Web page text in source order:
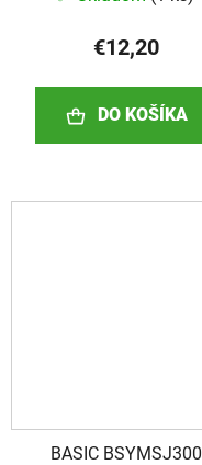
€12,20
DO KOŠÍKA
BASIC BSYMSJ300